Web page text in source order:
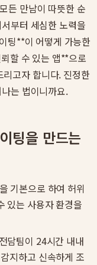
든 만남이 따뜻한 순
부터 세심한 노력을
팅**이 어떻게 가능한
할 수 있는 앱**으로
고자 합니다. 진정한
는 법이니까요.
팅을 만드는
기본으로 하여 허위
있는 사용자 환경을
담팀이 24시간 내내
지하고 신속하게 조